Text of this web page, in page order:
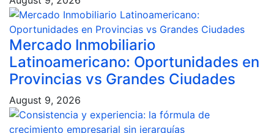
Mercado Inmobiliario
Latinoamericano: Oportunidades en
Provincias vs Grandes Ciudades
August 9, 2026